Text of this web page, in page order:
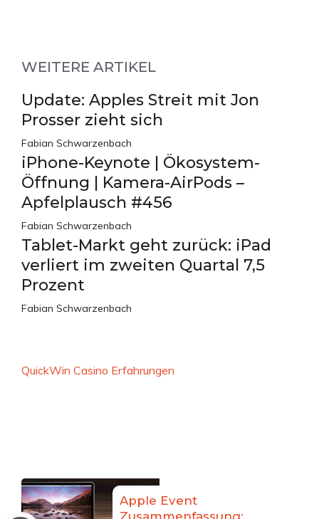
WEITERE ARTIKEL
Update: Apples Streit mit Jon
Prosser zieht sich
Fabian Schwarzenbach
iPhone-Keynote | Ökosystem-
Öffnung | Kamera-AirPods –
Apfelplausch #456
Fabian Schwarzenbach
Tablet-Markt geht zurück: iPad
verliert im zweiten Quartal 7,5
Prozent
Fabian Schwarzenbach
QuickWin Casino Erfahrungen
Apple Event